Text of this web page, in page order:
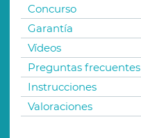
Concurso
Garantía
Vídeos
Preguntas frecuentes
Instrucciones
Valoraciones